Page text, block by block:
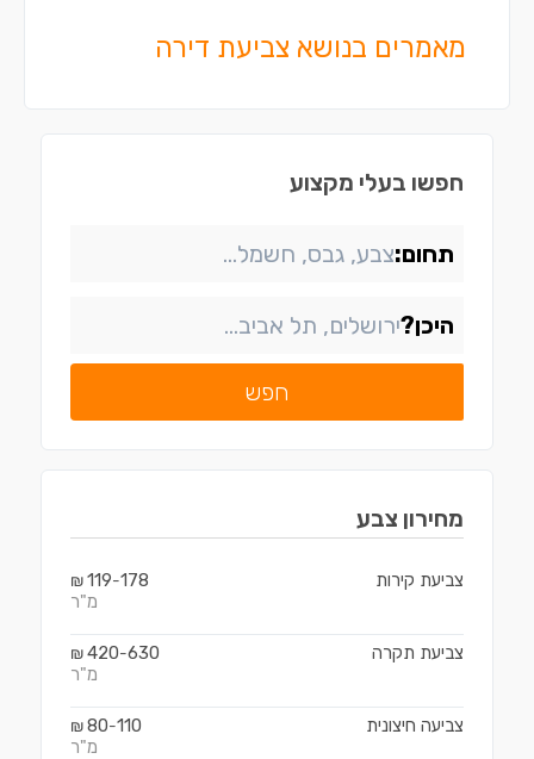
מאמרים בנושא צביעת דירה
חפשו בעלי מקצוע
תחום:
היכן?
חפש
מחירון צבע
צביעת קירות 119-178
₪
מ"ר
צביעת תקרה 420-630
₪
מ"ר
צביעה חיצונית 80-110
₪
מ"ר